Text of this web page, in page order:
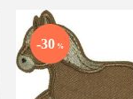
till i favoriter
30 %